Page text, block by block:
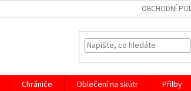
OBCHODNÍ
Chrániče Oblečení na skútr Přilby